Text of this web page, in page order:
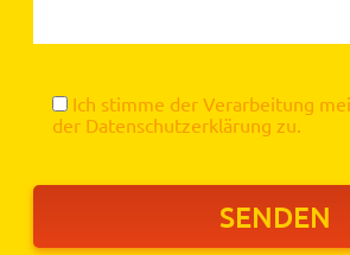
Ich stimme der Verarbeitung
der Datenschutzerklärung zu.